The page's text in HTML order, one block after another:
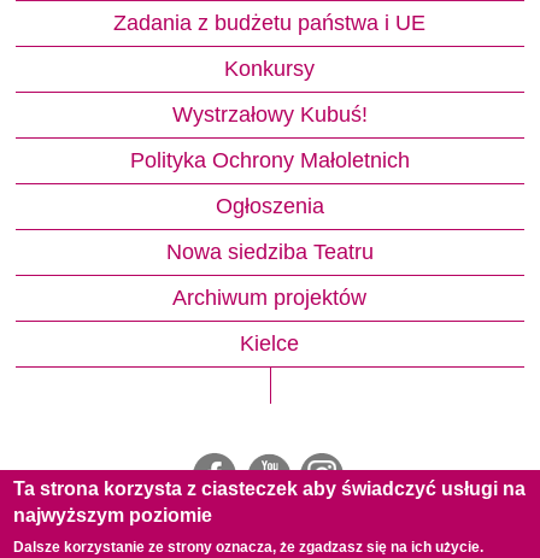
Zadania z budżetu państwa i UE
Konkursy
Wystrzałowy Kubuś!
Polityka Ochrony Małoletnich
Ogłoszenia
Nowa siedziba Teatru
Archiwum projektów
Kielce
Ta strona korzysta z ciasteczek aby świadczyć usługi na
najwyższym poziomie
Dalsze korzystanie ze strony oznacza, że zgadzasz się na ich użycie.